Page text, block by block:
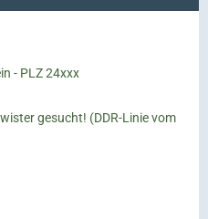
- PLZ 24xxx
gesucht! (DDR-Linie vom